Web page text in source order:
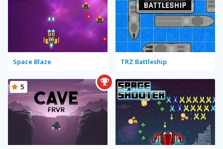
Space Blaze TRZ Battleship
5